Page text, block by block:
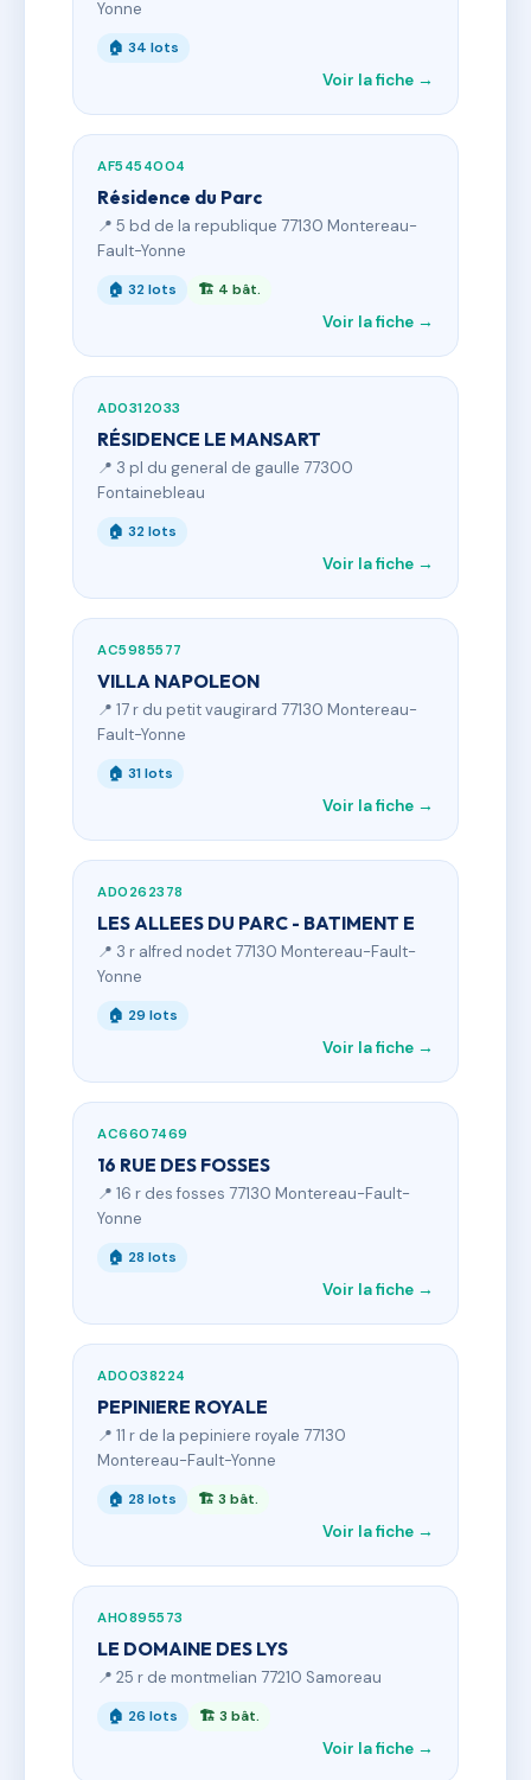
Yonne
🏠 34 lots
Voir la fiche →
AF5454004
Résidence du Parc
📍 5 bd de la republique 77130 Montereau-
Fault-Yonne
🏠 32 lots 🏗 4 bât.
Voir la fiche →
AD0312033
RÉSIDENCE LE MANSART
📍 3 pl du general de gaulle 77300
Fontainebleau
🏠 32 lots
Voir la fiche →
AC5985577
VILLA NAPOLEON
📍 17 r du petit vaugirard 77130 Montereau-
Fault-Yonne
🏠 31 lots
Voir la fiche →
AD0262378
LES ALLEES DU PARC - BATIMENT E
📍 3 r alfred nodet 77130 Montereau-Fault-
Yonne
🏠 29 lots
Voir la fiche →
AC6607469
16 RUE DES FOSSES
📍 16 r des fosses 77130 Montereau-Fault-
Yonne
🏠 28 lots
Voir la fiche →
AD0038224
PEPINIERE ROYALE
📍 11 r de la pepiniere royale 77130
Montereau-Fault-Yonne
🏠 28 lots 🏗 3 bât.
Voir la fiche →
AH0895573
LE DOMAINE DES LYS
📍 25 r de montmelian 77210 Samoreau
🏠 26 lots 🏗 3 bât.
Voir la fiche →